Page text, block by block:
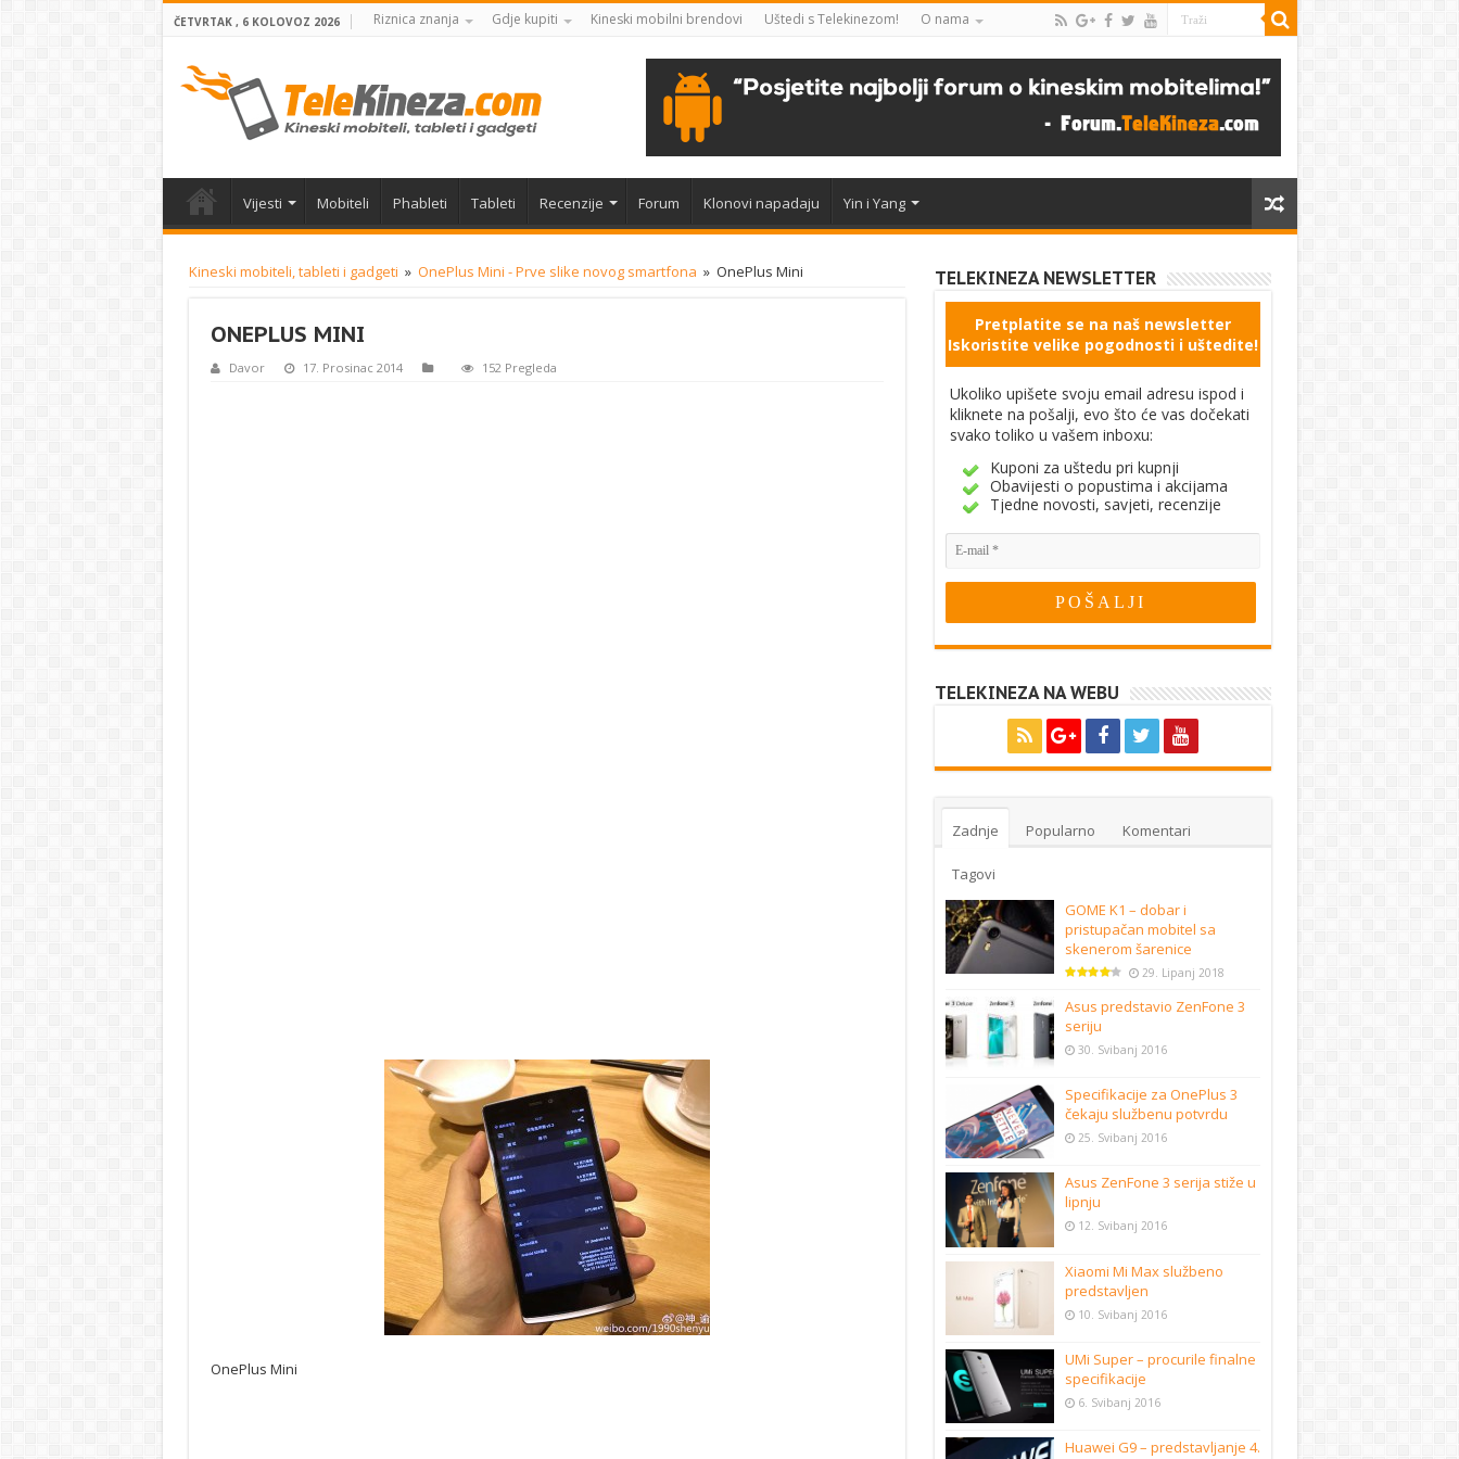
ČETVRTAK , 6 KOLOVOZ 2026 Riznica znanja Gdje kupiti Kineski mobilni brendovi Uštedi s Telekinezom! O nama
Vijesti Mobiteli Phableti Tableti Recenzije Forum Klonovi napadaju Yin i Yang
Kineski mobiteli, tableti i gadgeti » OnePlus Mini - Prve slike novog smartfona » OnePlus Mini
ONEPLUS MINI
Davor 17. Prosinac 2014 152 Pregleda
OnePlus Mini
TELEKINEZA NEWSLETTER
Pretplatite se na naš newsletter
Iskoristite velike pogodnosti i uštedite!
Ukoliko upišete svoju email adresu ispod i
kliknete na pošalji, evo što će vas dočekati
svako toliko u vašem inboxu:
Kuponi za uštedu pri kupnji
Obavijesti o popustima i akcijama
Tjedne novosti, savjeti, recenzije
TELEKINEZA NA WEBU
Zadnje Popularno Komentari
Tagovi
GOME K1 – dobar i
pristupačan mobitel sa
skenerom šarenice
29. Lipanj 2018
Asus predstavio ZenFone 3
seriju
30. Svibanj 2016
Specifikacije za OnePlus 3
čekaju službenu potvrdu
25. Svibanj 2016
Asus ZenFone 3 serija stiže u
lipnju
12. Svibanj 2016
Xiaomi Mi Max službeno
predstavljen
10. Svibanj 2016
UMi Super – procurile finalne
specifikacije
6. Svibanj 2016
Huawei G9 – predstavljanje 4.